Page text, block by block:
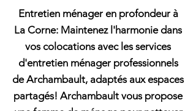
Entretien ménager en profondeur à
La Corne: Maintenez l'harmonie dans
vos colocations avec les services
d'entretien ménager professionnels
de Archambault, adaptés aux espaces
partagés! Archambault vous propose